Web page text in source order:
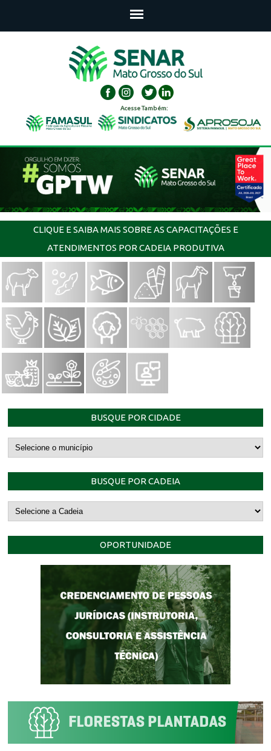
Acesse Também:
CLIQUE E SAIBA MAIS SOBRE AS CAPACITAÇÕES E
ATENDIMENTOS POR CADEIA PRODUTIVA
BUSQUE POR CIDADE
BUSQUE POR CADEIA
OPORTUNIDADE